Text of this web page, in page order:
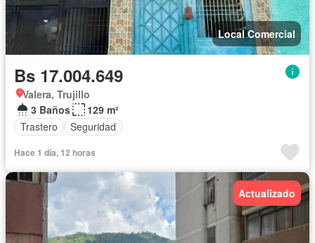
Local Comercial
Bs 17.004.649
Valera, Trujillo
3 Baños
129 m²
Trastero
Seguridad
Hace 1 día, 12 horas
Actualizado